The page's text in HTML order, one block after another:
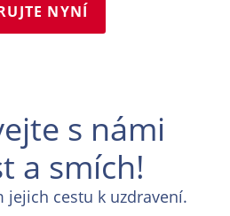
NYNÍ
s námi
a smích!
jejich cestu k uzdravení.